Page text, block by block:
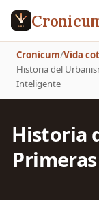
Cronicum/Vida
Historia del
Inteligente
Historia